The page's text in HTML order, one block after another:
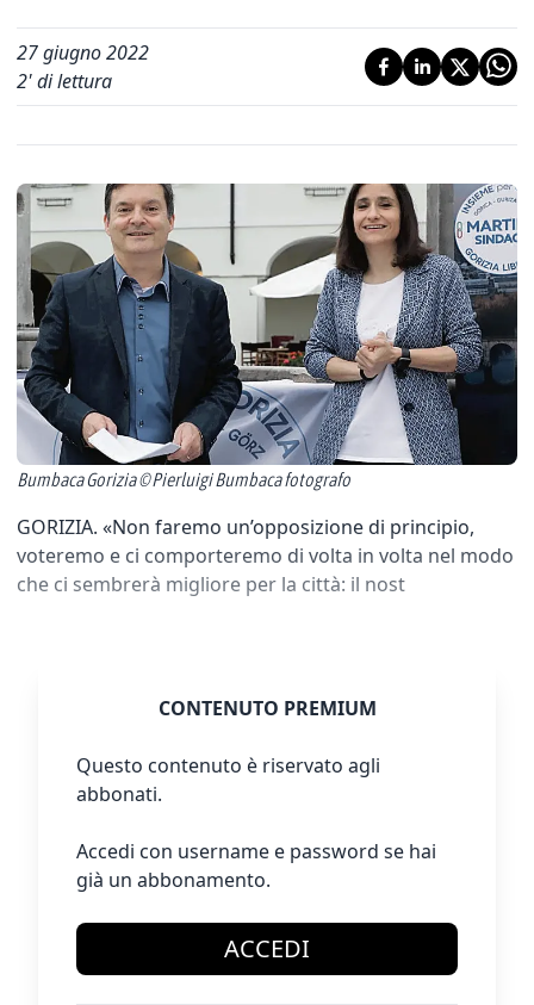
27 giugno 2022
2' di lettura
Bumbaca Gorizia © Pierluigi Bumbaca fotografo
GORIZIA. «Non faremo un’opposizione di principio,
voteremo e ci comporteremo di volta in volta nel modo
che ci sembrerà migliore per la città: il nost
CONTENUTO PREMIUM
Questo contenuto è riservato agli
abbonati.
Accedi con username e password se hai
già un abbonamento.
ACCEDI